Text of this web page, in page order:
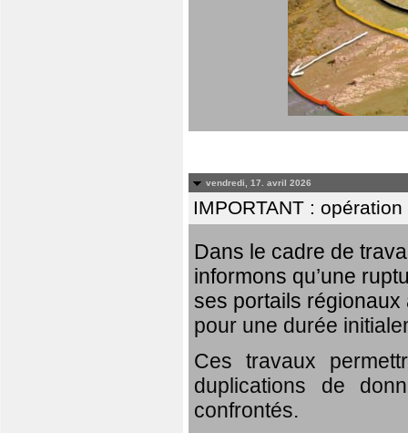
vendredi, 17. avril 2026
IMPORTANT :
Dans le cadre de
informons qu’une
ses portails régionaux
pour une durée
Ces travaux
duplications de
confrontés.